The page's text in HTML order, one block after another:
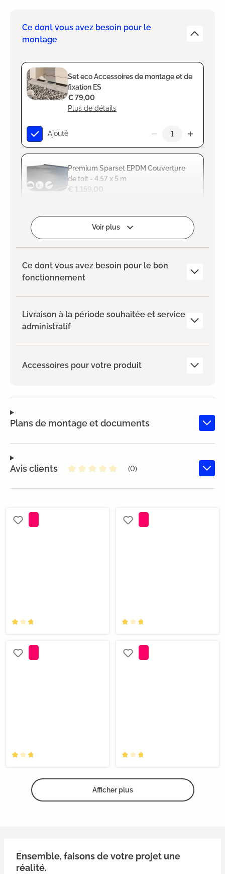
Ce dont vous avez besoin pour le
montage
Set eco Accessoires de montage et de
fixation ES
Plus de détails
€ 79,00
Ajouté
Premium Sparset EPDM Couverture
de toit - 4,57 x 5 m
€ 1.159,00
Voir plus
Ce dont vous avez besoin pour le bon
fonctionnement
Livraison à la période souhaitée et service
administratif
Accessoires pour votre produit
Plans de montage et documents
Avis clients
(0)
Afficher plus
Ensemble, faisons de votre projet une
réalité.